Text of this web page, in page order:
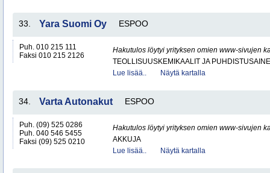
33. Yara Suomi Oy ESPOO
Puh. 010 215 111
Faksi 010 215 2126
Hakutulos löytyi yrityksen omien www-sivujen
TEOLLISUUSKEMIKAALIT JA
Lue lisää..
Näytä kartalla
34. Varta Autonakut ESPOO
Puh. (09) 525 0286
Puh. 040 546 5455
Faksi (09) 525 0210
Hakutulos löytyi yrityksen omien www-sivujen
AKKUJA
Lue lisää..
Näytä kartalla